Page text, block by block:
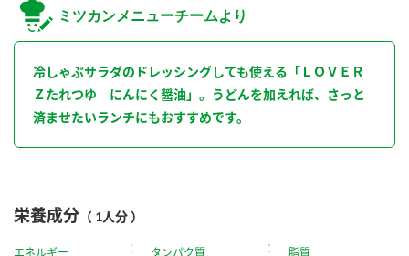
ミツカンメニューチームより
冷しゃぶサラダのドレッシングしても使える「ＬＯＶＥＲ
Ｚたれつゆ にんにく醤油」。うどんを加えれば、さっと
済ませたいランチにもおすすめです。
栄養成分 （ 1人分 ）
エネルギー タンパク質 脂質